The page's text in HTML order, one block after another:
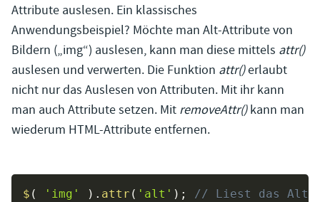
Attribute auslesen. Ein klassisches
Anwendungsbeispiel? Möchte man Alt-Attribute von
Bildern („img“) auslesen, kann man diese mittels attr()
auslesen und verwerten. Die Funktion attr()erlaubt
nicht nur das Auslesen von Attributen. Mit ihr kann
man auch Attribute setzen. Mit removeAttr()kann man
wiederum HTML-Attribute entfernen.
$ ( 'img' ) . attr ( 'alt' ) ;
// Liest das Alt-